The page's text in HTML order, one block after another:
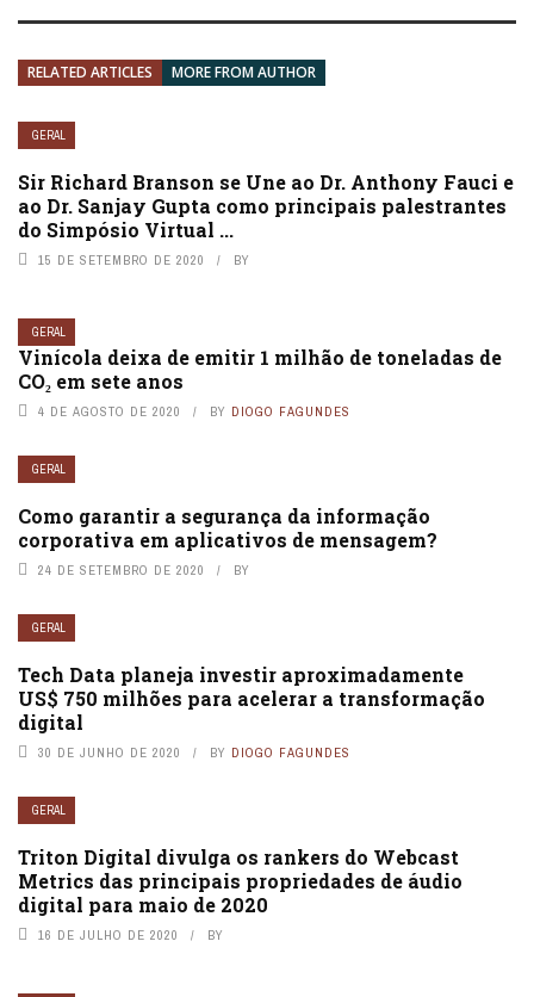
RELATED ARTICLES MORE FROM AUTHOR
GERAL
Sir Richard Branson se Une ao Dr. Anthony Fauci e
ao Dr. Sanjay Gupta como principais palestrantes
do Simpósio Virtual ...
15 DE SETEMBRO DE 2020 BY
GERAL
Vinícola deixa de emitir 1 milhão de toneladas de
CO₂ em sete anos
4 DE AGOSTO DE 2020 BY DIOGO FAGUNDES
GERAL
Como garantir a segurança da informação
corporativa em aplicativos de mensagem?
24 DE SETEMBRO DE 2020 BY
GERAL
Tech Data planeja investir aproximadamente
US$ 750 milhões para acelerar a transformação
digital
30 DE JUNHO DE 2020 BY DIOGO FAGUNDES
GERAL
Triton Digital divulga os rankers do Webcast
Metrics das principais propriedades de áudio
digital para maio de 2020
16 DE JULHO DE 2020 BY